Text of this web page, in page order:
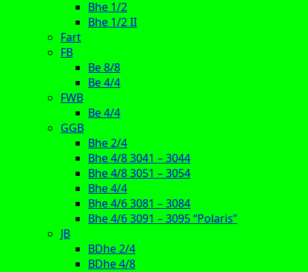
Bhe 1/2
Bhe 1/2 II
Fart
FB
Be 8/8
Be 4/4
FWB
Be 4/4
GGB
Bhe 2/4
Bhe 4/8 3041 – 3044
Bhe 4/8 3051 – 3054
Bhe 4/4
Bhe 4/6 3081 – 3084
Bhe 4/6 3091 – 3095 “Polaris”
JB
BDhe 2/4
BDhe 4/8